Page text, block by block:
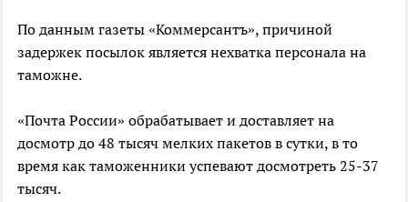
По данным газеты «Коммерсантъ», причиной
задержек посылок является нехватка персонала на
таможне.
«Почта России» обрабатывает и доставляет на
досмотр до 48 тысяч мелких пакетов в сутки, в то
время как таможенники успевают досмотреть 25-37
тысяч.